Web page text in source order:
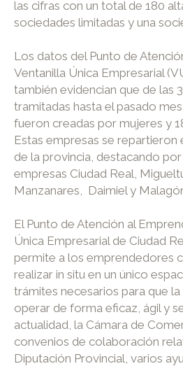
las cifras con un total de 180
sociedades limitadas y una
Los datos del Punto de
Ventanilla Única Empresarial
también evidencian que de las
tramitadas hasta el pasado
fueron creadas por mujeres y
Estas empresas se repartieron
de la provincia, destacando
empresas Ciudad Real,
Manzanares, Daimiel y
El Punto de Atención al
Única Empresarial de Ciudad
permite a los emprendedores
realizar in situ en un único
trámites necesarios para que
operar de forma eficaz, ágil y
actualidad, la Cámara de
convenios de colaboración
Diputación Provincial, varios